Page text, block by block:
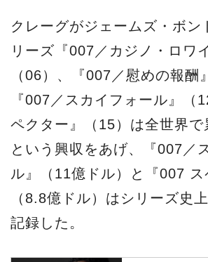
クレーグがジェームズ・ボン
リーズ『007／カジノ・ロワ
（06）、『007／慰めの報酬
『007／スカイフォール』（
ペクター』（15）は全世界
という興収をあげ、『007／
ル』（11億ドル）と『007 ス
（8.8億ドル）はシリーズ史
記録した。